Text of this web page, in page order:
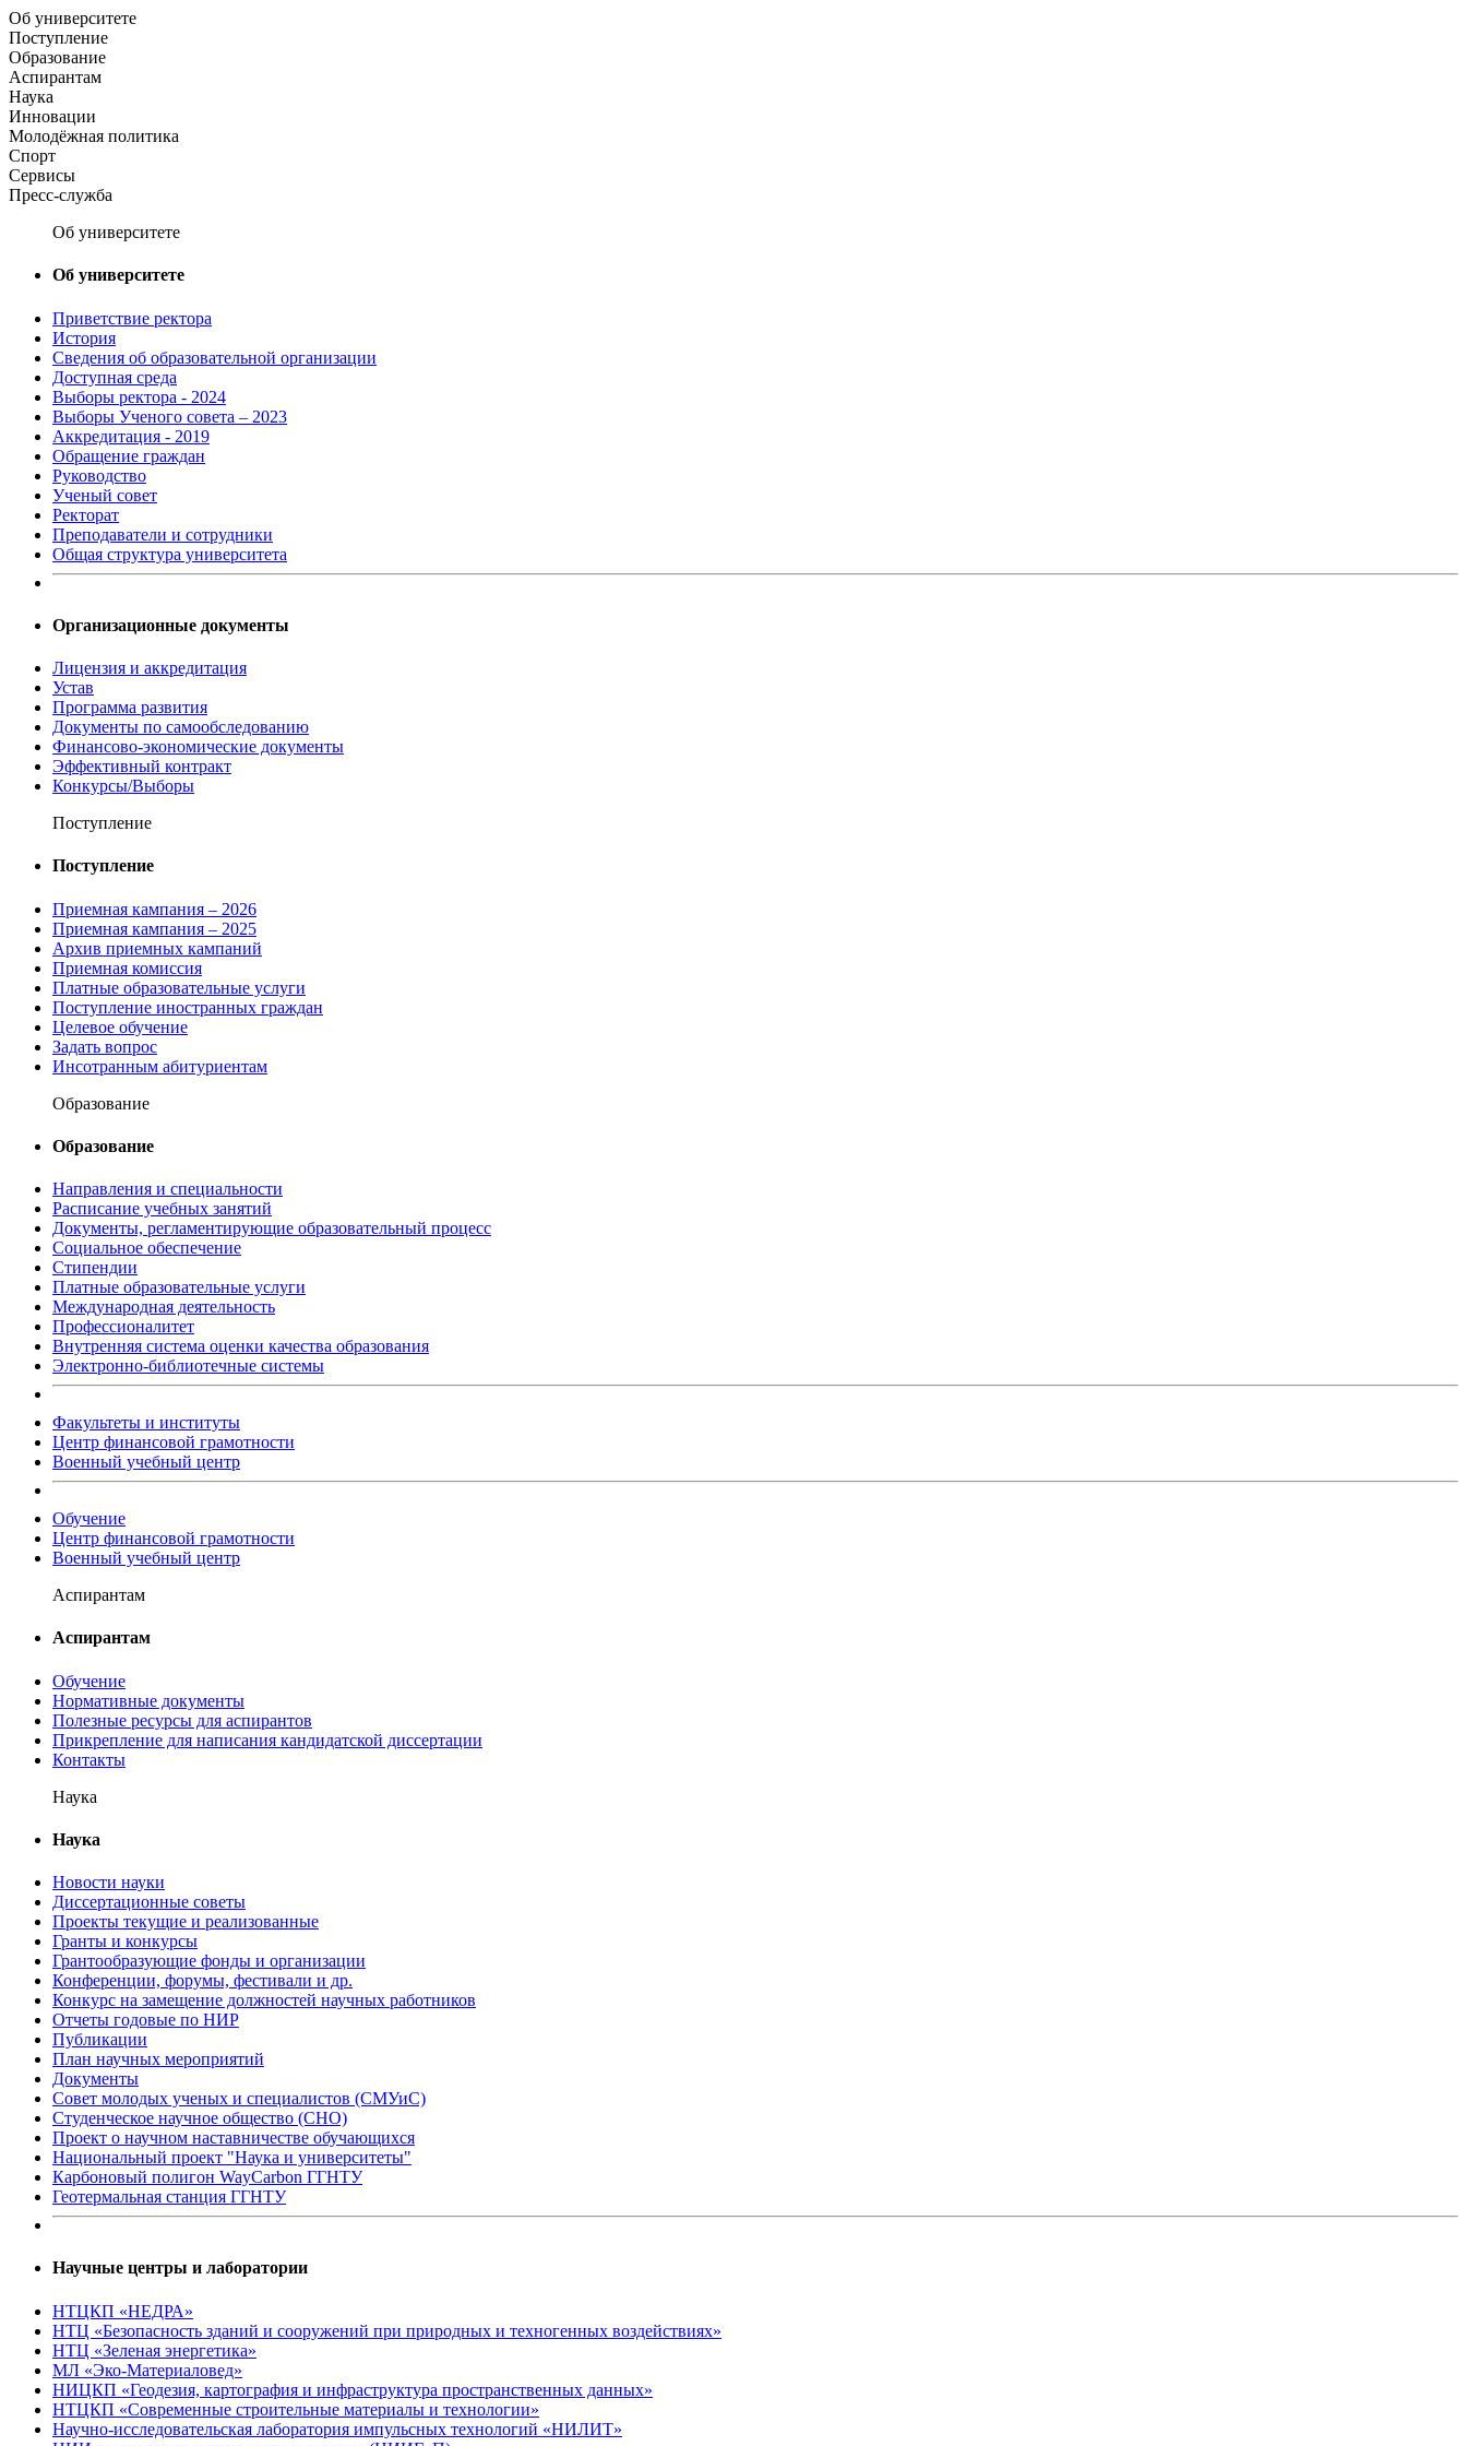
Об университете
Поступление
Образование
Аспирантам
Наука
Инновации
Молодёжная политика
Спорт
Сервисы
Пресс-служба
Об университете
Об университете
Приветствие ректора
История
Сведения об образовательной организации
Доступная среда
Выборы ректора - 2024
Выборы Ученого совета – 2023
Аккредитация - 2019
Обращение граждан
Руководство
Ученый совет
Ректорат
Преподаватели и сотрудники
Общая структура университета
Организационные документы
Лицензия и аккредитация
Устав
Программа развития
Документы по самообследованию
Финансово-экономические документы
Эффективный контракт
Конкурсы/Выборы
Поступление
Поступление
Приемная кампания – 2026
Приемная кампания – 2025
Архив приемных кампаний
Приемная комиссия
Платные образовательные услуги
Поступление иностранных граждан
Целевое обучение
Задать вопрос
Инсотранным абитуриентам
Образование
Образование
Направления и специальности
Расписание учебных занятий
Документы, регламентирующие образовательный процесс
Социальное обеспечение
Стипендии
Платные образовательные услуги
Международная деятельность
Профессионалитет
Внутренняя система оценки качества образования
Электронно-библиотечные системы
Факультеты и институты
Центр финансовой грамотности
Военный учебный центр
Обучение
Центр финансовой грамотности
Военный учебный центр
Аспирантам
Аспирантам
Обучение
Нормативные документы
Полезные ресурсы для аспирантов
Прикрепление для написания кандидатской диссертации
Контакты
Наука
Наука
Новости науки
Диссертационные советы
Проекты текущие и реализованные
Гранты и конкурсы
Грантообразующие фонды и организации
Конференции, форумы, фестивали и др.
Конкурс на замещение должностей научных работников
Отчеты годовые по НИР
Публикации
План научныx мероприятий
Документы
Совет молодых ученых и специалистов (СМУиС)
Студенческое научное общество (СНО)
Проект о научном наставничестве обучающихся
Национальный проект "Наука и университеты"
Карбоновый полигон WayCarbon ГГНТУ
Геотермальная станция ГГНТУ
Научные центры и лаборатории
НТЦКП «НЕДРА»
НТЦ «Безопасность зданий и сооружений при природных и техногенных воздействиях»
НТЦ «Зеленая энергетика»
МЛ «Эко-Материаловед»
НИЦКП «Геодезия, картография и инфраструктура пространственных данных»
НТЦКП «Современные строительные материалы и технологии»
Научно-исследовательская лаборатория импульсных технологий «НИЛИТ»